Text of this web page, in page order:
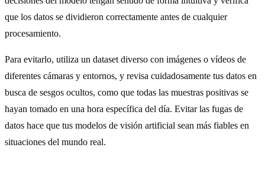
que los datos se dividieron correctamente antes de cualquier
procesamiento.
Para evitarlo, utiliza un dataset diverso con imágenes o vídeos de
diferentes cámaras y entornos, y revisa cuidadosamente tus datos en
busca de sesgos ocultos, como que todas las muestras positivas se
hayan tomado en una hora específica del día. Evitar las fugas de
datos hace que tus modelos de visión artificial sean más fiables en
situaciones del mundo real.